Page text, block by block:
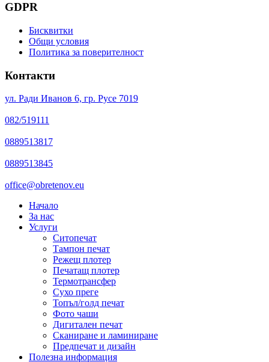
GDPR
Бисквитки
Общи условия
Политика за поверителност
Контакти
ул. Ради Иванов 6, гр. Русе 7019
082/519111
0889513817
0889513845
office@obretenov.eu
Close
Menu
Начало
За нас
Услуги
Ситопечат
Тампон печат
Режещ плотер
Печатащ плотер
Термотрансфер
Сухо преге
Топъл/голд печат
Фото чаши
Дигитален печат
Сканиране и ламиниране
Предпечат и дизайн
Полезна информация